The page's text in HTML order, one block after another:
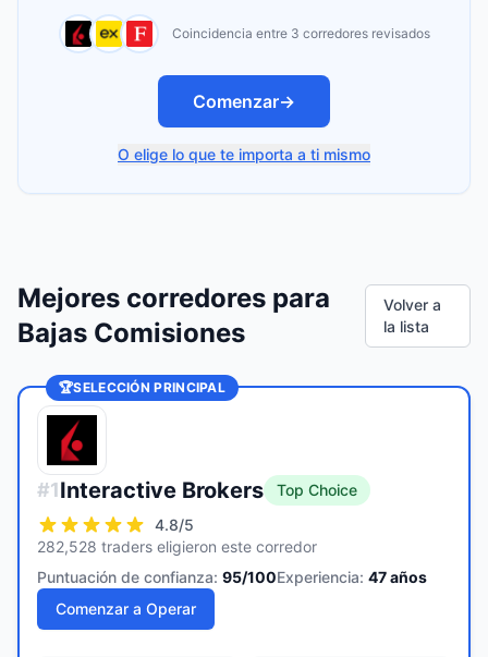
Coincidencia entre 3 corredores revisados
Comenzar→
O elige lo que te importa a ti mismo
Mejores corredores para
Bajas Comisiones
Volver a
la lista
🏆SELECCIÓN PRINCIPAL
#1Interactive Brokers
Top Choice
4.8/5
282,528 traders eligieron este corredor
Puntuación de confianza: 95/100Experiencia: 47años
Comenzar a Operar